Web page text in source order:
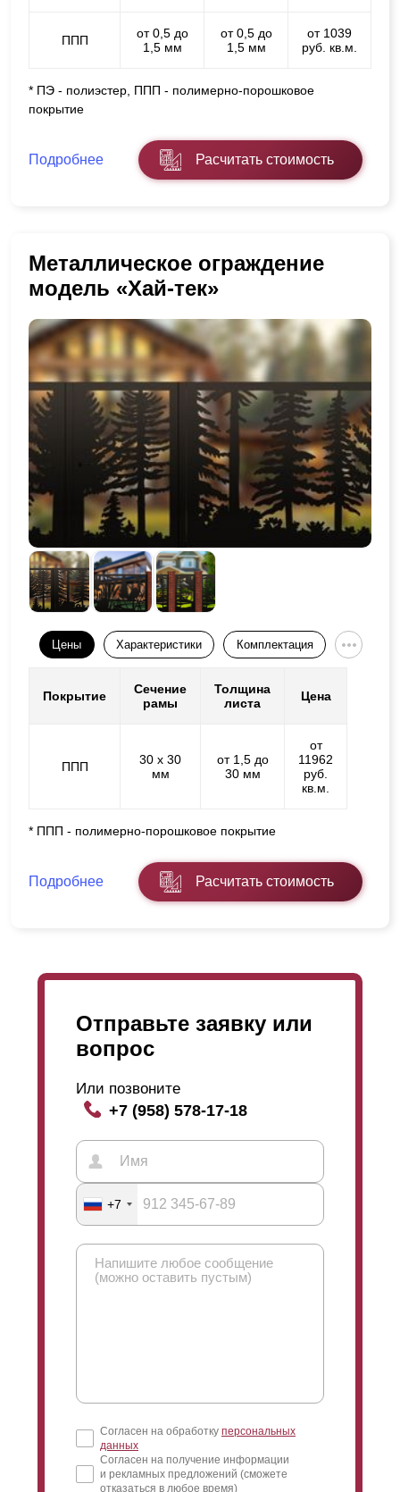
ППП
от 0,5 до
1,5 мм
от 0,5 до
1,5 мм
от 1039
руб. кв.м.
* ПЭ - полиэстер, ППП - полимерно-порошковое
покрытие
Подробнее Расчитать стоимость
Металлическое ограждение
модель «Хай-тек»
Цены Характеристики Комплектация
Покрытие
Сечение
рамы
Толщина
листа
Цена
ППП
30 х 30
мм
от 1,5 до
30 мм
от
11962
руб.
кв.м.
* ППП - полимерно-порошковое покрытие
Подробнее Расчитать стоимость
Отправьте заявку или
вопрос
Или позвоните
+7 (958) 578-17-18
+7
Согласен на обработку персональных
данных
Согласен на получение информации
и рекламных предложений (сможете
отказаться в любое время)